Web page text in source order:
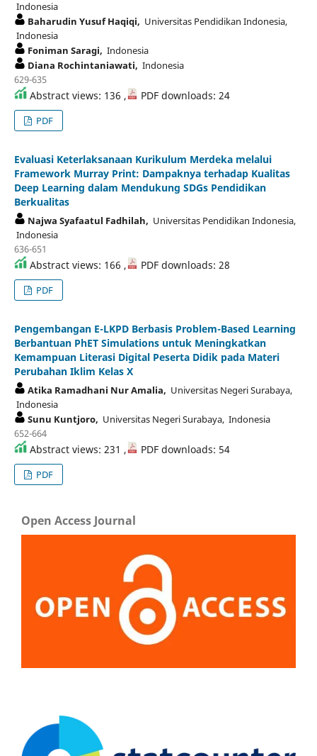
Indonesia
Baharudin Yusuf Haqiqi, Universitas Pendidikan Indonesia,
Indonesia
Foniman Saragi, Indonesia
Diana Rochintaniawati, Indonesia
629-635
Abstract views: 136 , PDF downloads: 24
PDF
Evaluasi Keterlaksanaan Kurikulum Merdeka melalui
Framework Murray Print: Dampaknya terhadap Kualitas
Deep Learning dalam Mendukung SDGs Pendidikan
Berkualitas
Najwa Syafaatul Fadhilah, Universitas Pendidikan Indonesia,
Indonesia
636-651
Abstract views: 166 , PDF downloads: 28
PDF
Pengembangan E-LKPD Berbasis Problem-Based Learning
Berbantuan PhET Simulations untuk Meningkatkan
Kemampuan Literasi Digital Peserta Didik pada Materi
Perubahan Iklim Kelas X
Atika Ramadhani Nur Amalia, Universitas Negeri Surabaya,
Indonesia
Sunu Kuntjoro, Universitas Negeri Surabaya, Indonesia
652-664
Abstract views: 231 , PDF downloads: 54
PDF
Open Access Journal